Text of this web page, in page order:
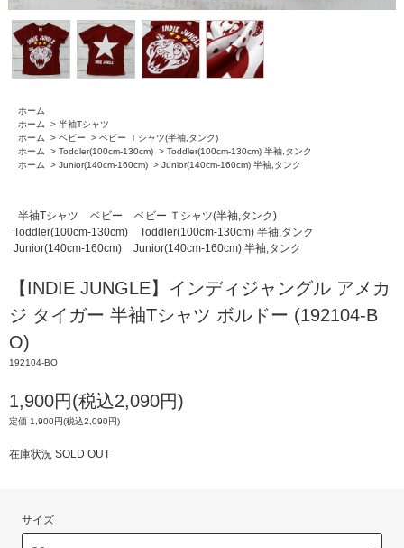
ホーム
ホーム
> 半袖Tシャツ
ホーム
> ベビー > ベビー Ｔシャツ(半袖,タンク)
ホーム
> Toddler(100cm-130cm) > Toddler(100cm-130cm) 半袖,タンク
ホーム
> Junior(140cm-160cm) > Junior(140cm-160cm) 半袖,タンク
半袖Tシャツ ベビー
ベビー Ｔシャツ(半袖,タンク)
Toddler(100cm-130cm)
Toddler(100cm-130cm) 半袖,タンク
Junior(140cm-160cm)
Junior(140cm-160cm) 半袖,タンク
【INDIE JUNGLE】インディジャングル アメカ
ジ タイガー 半袖Tシャツ ボルドー (192104-B
O)
192104-BO
1,900円(税込2,090円)
定価 1,900円(税込2,090円)
在庫状況 SOLD OUT
サイズ